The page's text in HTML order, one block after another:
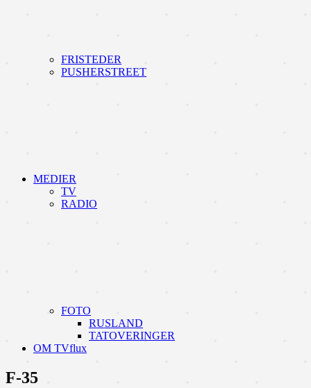
FRISTEDER
PUSHERSTREET
MEDIER
TV
RADIO
FOTO
RUSLAND
TATOVERINGER
OM TVflux
F-35